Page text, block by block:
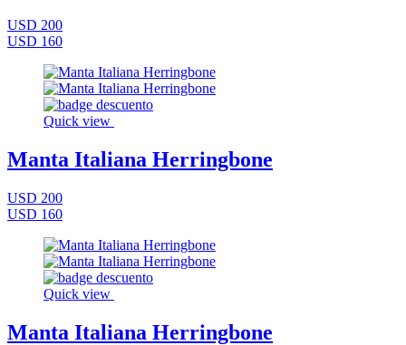
USD 200
USD 160
Quick view
Manta Italiana Herringbone
USD 200
USD 160
Quick view
Manta Italiana Herringbone